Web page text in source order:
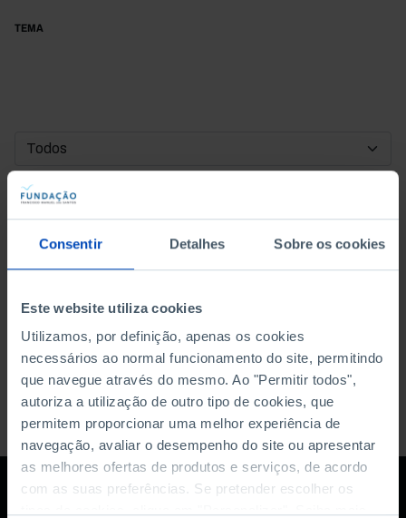
Consentir Detalhes Sobre os cookies
Este website utiliza cookies
Utilizamos, por definição, apenas os cookies
necessários ao normal funcionamento do site, permitindo
que navegue através do mesmo. Ao "Permitir todos",
autoriza a utilização de outro tipo de cookies, que
permitem proporcionar uma melhor experiência de
navegação, avaliar o desempenho do site ou apresentar
as melhores ofertas de produtos e serviços, de acordo
com as suas preferências. Se pretender escolher os
TEMA
DATA DE INÍCIO
DATA DE FIM